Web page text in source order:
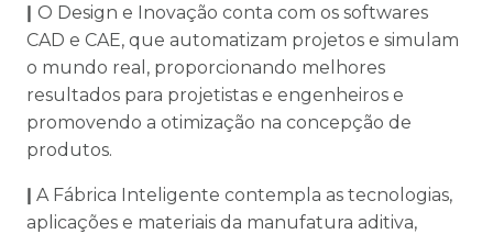
| O Design e Inovação conta com os softwares
CAD e CAE, que automatizam projetos e simulam
o mundo real, proporcionando melhores
resultados para projetistas e engenheiros e
promovendo a otimização na concepção de
produtos.
| A Fábrica Inteligente contempla as tecnologias,
aplicações e materiais da manufatura aditiva,